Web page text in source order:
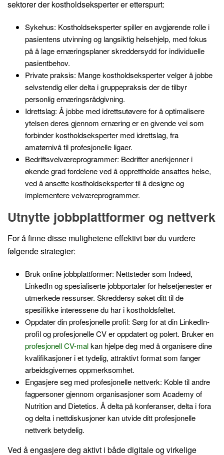
sektorer der kostholdseksperter er etterspurt:
Sykehus: Kostholdseksperter spiller en avgjørende rolle i
pasientens utvinning og langsiktig helsehjelp, med fokus
på å lage ernæringsplaner skreddersydd for individuelle
pasientbehov.
Private praksis: Mange kostholdseksperter velger å jobbe
selvstendig eller delta i gruppepraksis der de tilbyr
personlig ernæringsrådgivning.
Idrettslag: Å jobbe med idrettsutøvere for å optimalisere
ytelsen deres gjennom ernæring er en givende vei som
forbinder kostholdseksperter med idrettslag, fra
amatørnivå til profesjonelle ligaer.
Bedriftsvelværeprogrammer: Bedrifter anerkjenner i
økende grad fordelene ved å opprettholde ansattes helse,
ved å ansette kostholdseksperter til å designe og
implementere velværeprogrammer.
Utnytte jobbplattformer og nettverk
For å finne disse mulighetene effektivt bør du vurdere
følgende strategier:
Bruk online jobbplattformer: Nettsteder som Indeed,
LinkedIn og spesialiserte jobbportaler for helsetjenester er
utmerkede ressurser. Skreddersy søket ditt til de
spesifikke interessene du har i kostholdsfeltet.
Oppdater din profesjonelle profil: Sørg for at din LinkedIn-
profil og profesjonelle CV er oppdatert og polert. Bruker en
profesjonell CV-malkan hjelpe deg med å organisere dine
kvalifikasjoner i et tydelig, attraktivt format som fanger
arbeidsgivernes oppmerksomhet.
Engasjere seg med profesjonelle nettverk: Koble til andre
fagpersoner gjennom organisasjoner som Academy of
Nutrition and Dietetics. Å delta på konferanser, delta i fora
og delta i nettdiskusjoner kan utvide ditt profesjonelle
nettverk betydelig.
Ved å engasjere deg aktivt i både digitale og virkelige